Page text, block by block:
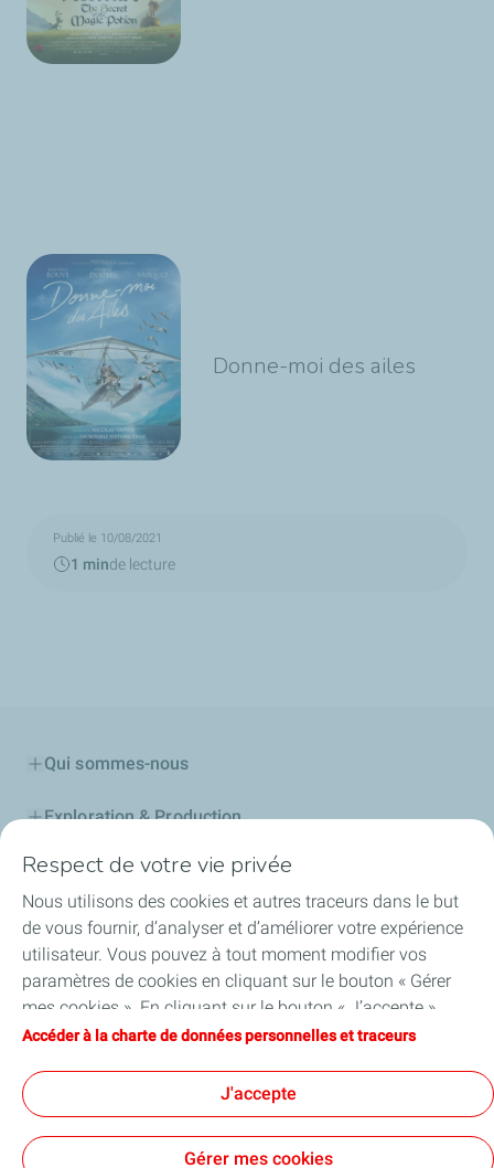
Donne-moi des ailes
Publié le 10/08/2021
1 minde lecture
Qui sommes-nous
Exploration & Production
Stations Service
Lubrifiants Automobiles
Professionnels
TotalEnergies DAFA
Respect de votre vie privée
Nous utilisons des cookies et autres traceurs dans le but
de vous fournir, d’analyser et d’améliorer votre expérience
utilisateur. Vous pouvez à tout moment modifier vos
paramètres de cookies en cliquant sur le bouton « Gérer
mes cookies ». En cliquant sur le bouton « J’accepte »,
vous acceptez le dépôt de l’ensemble des cookies. Dans le
techniques nécessaires au bon fonctionnement du site
seront utilisés. Pour plus d’informations, vous pouvez
consulter la page « Charte de données personnelles et
Accéder à la charte de données personnelles et traceurs
J'accepte
Gérer mes cookies